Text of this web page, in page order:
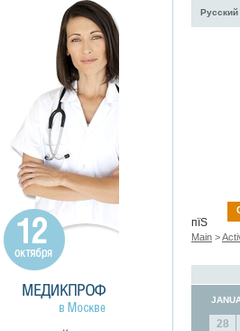
Русский
пїЅ
Main >
28